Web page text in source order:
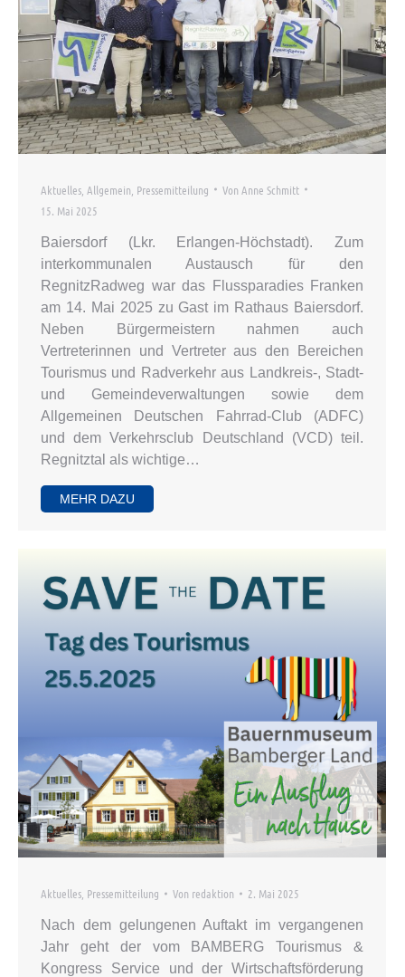
Aktuelles Allgemein Pressemitteilung Von Anne Schmitt
15. Mai 2025
Baiersdorf (Lkr. Erlangen-Höchstadt). Zum
interkommunalen Austausch für den
RegnitzRadweg war das Flussparadies Franken
am 14. Mai 2025 zu Gast im Rathaus Baiersdorf.
Neben Bürgermeistern nahmen auch
Vertreterinnen und Vertreter aus den Bereichen
Tourismus und Radverkehr aus Landkreis-, Stadt-
und Gemeindeverwaltungen sowie dem
Allgemeinen Deutschen Fahrrad-Club (ADFC)
und dem Verkehrsclub Deutschland (VCD) teil.
Regnitztal als wichtige…
MEHR DAZU
Aktuelles Pressemitteilung Von redaktion 2. Mai 2025
Nach dem gelungenen Auftakt im vergangenen
Jahr geht der vom BAMBERG Tourismus &
Kongress Service und der Wirtschaftsförderung